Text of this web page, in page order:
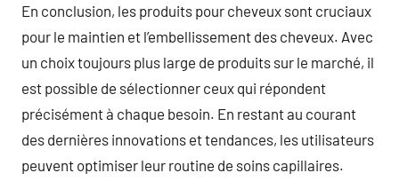
En conclusion, les produits pour cheveux sont cruciaux
pour le maintien et l’embellissement des cheveux. Avec
un choix toujours plus large de produits sur le marché, il
est possible de sélectionner ceux qui répondent
précisément à chaque besoin. En restant au courant
des dernières innovations et tendances, les utilisateurs
peuvent optimiser leur routine de soins capillaires.